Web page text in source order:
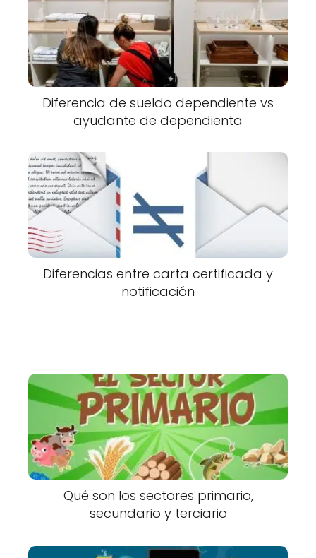
Diferencia de sueldo dependiente vs
ayudante de dependienta
Diferencias entre carta certificada y
notificación
Qué son los sectores primario,
secundario y terciario